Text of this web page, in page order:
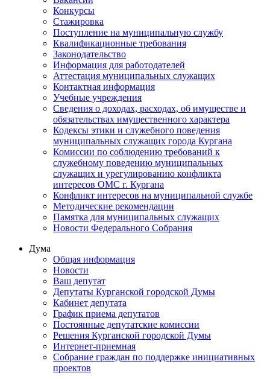
Конкурсы
Стажировка
Поступление на муниципальную службу
Квалификационные требования
Законодательство
Информация для работодателей
Аттестация муниципальных служащих
Контактная информация
Учебные учреждения
Сведения о доходах, расходах, об имуществе и
обязательствах имущественного характера
Кодексы этики и служебного поведения
муниципальных служащих города Кургана
Комиссии по соблюдению требований к
служебному поведению муниципальных
служащих и урегулированию конфликта
интересов ОМС г. Кургана
Конфликт интересов на муниципальной службе
Методические рекомендации
Памятка для муниципальных служащих
Новости Федерального Cобрания
Дума
Общая информация
Новости
Ваш депутат
Депутаты Курганской городской Думы
Кабинет депутата
График приема депутатов
Постоянные депутатские комиссии
Решения Курганской городской Думы
Интернет-приемная
Собрание граждан по поддержке инициативных
проектов